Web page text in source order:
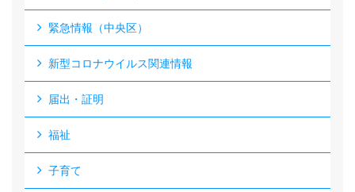
緊急情報（中央区）
新型コロナウイルス関連情報
届出・証明
福祉
子育て